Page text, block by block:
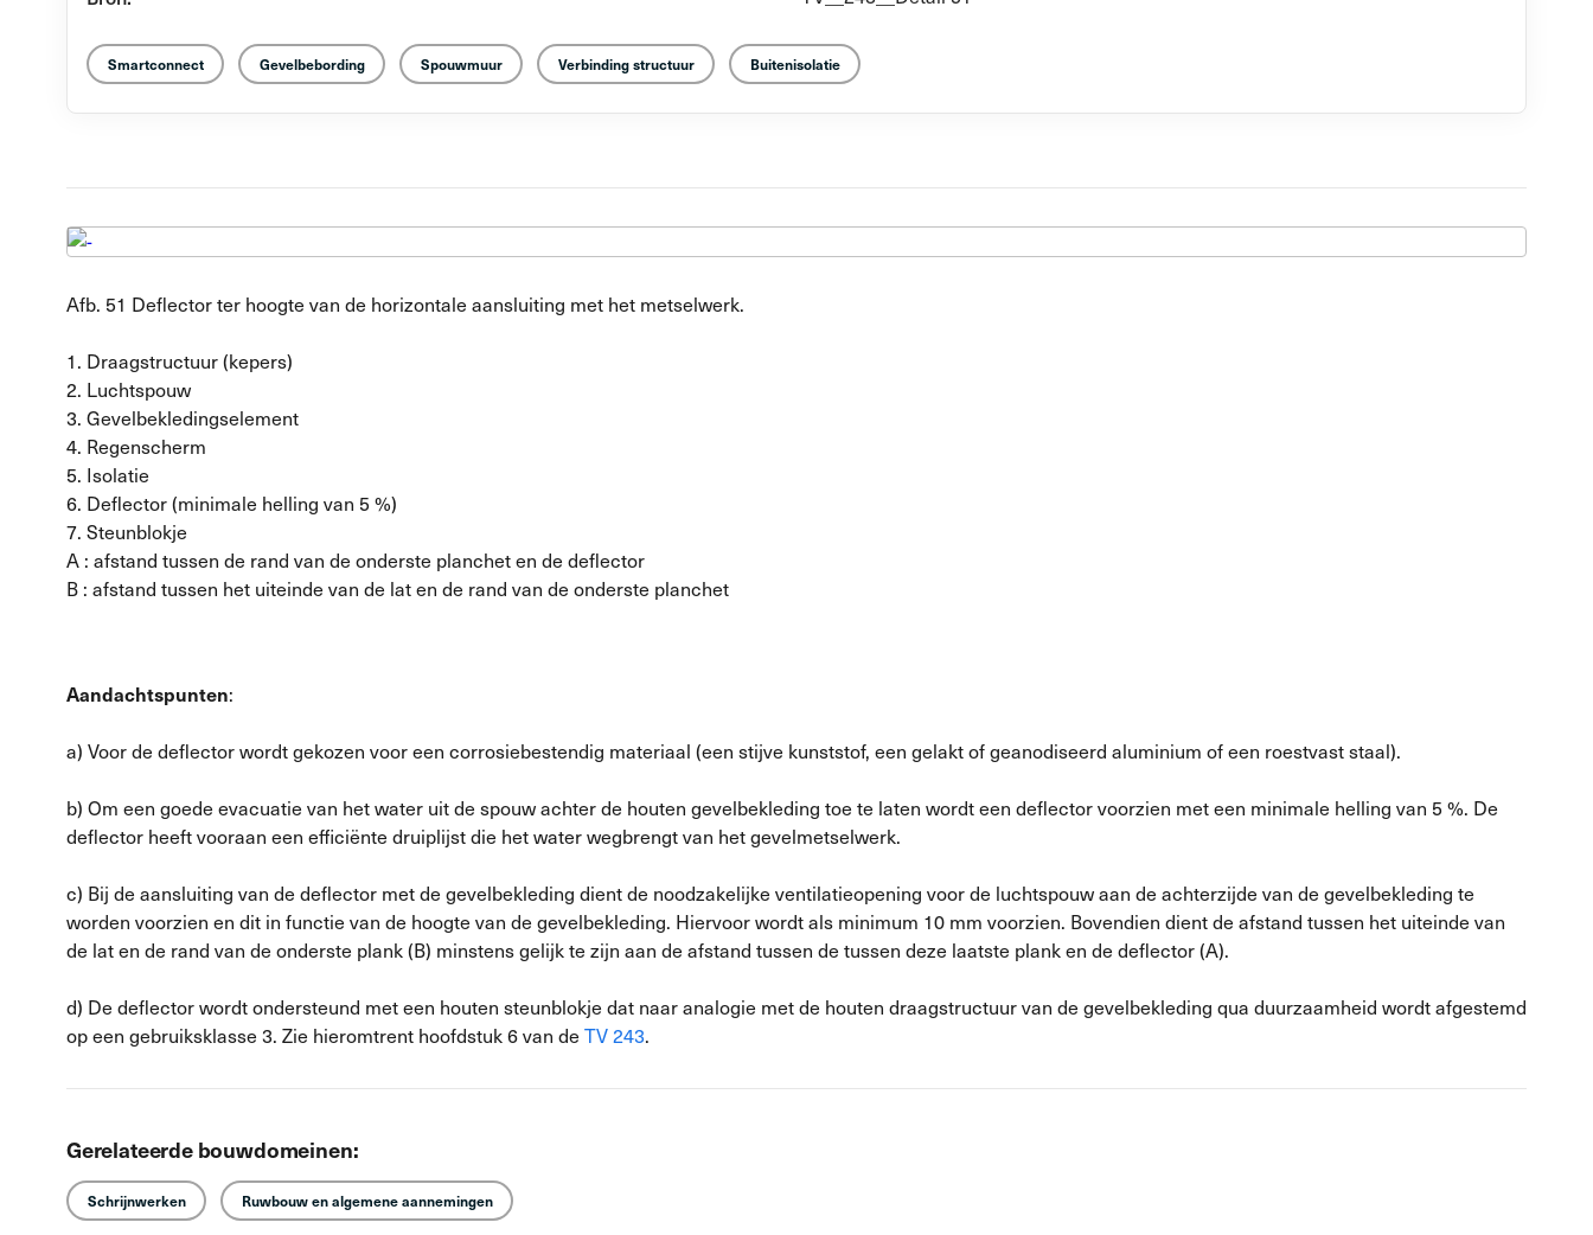
Smartconnect Gevelbebording Spouwmuur Verbinding structuur Buitenisolatie
Afb. 51 Deflector ter hoogte van de horizontale aansluiting met het metselwerk.
1. Draagstructuur (kepers)
2. Luchtspouw
3. Gevelbekledingselement
4. Regenscherm
5. Isolatie
6. Deflector (minimale helling van 5 %)
7. Steunblokje
A : afstand tussen de rand van de onderste planchet en de deflector
B : afstand tussen het uiteinde van de lat en de rand van de onderste planchet
Aandachtspunten:
a) Voor de deflector wordt gekozen voor een corrosiebestendig materiaal (een stijve kunststof, een gelakt of geanodiseerd aluminium of een roestvast staal).
b) Om een goede evacuatie van het water uit de spouw achter de houten gevelbekleding toe te laten wordt een deflector voorzien met een minimale helling van 5 %. De
deflector heeft vooraan een efficiënte druiplijst die het water wegbrengt van het gevelmetselwerk.
c) Bij de aansluiting van de deflector met de gevelbekleding dient de noodzakelijke ventilatieopening voor de luchtspouw aan de achterzijde van de gevelbekleding te
worden voorzien en dit in functie van de hoogte van de gevelbekleding. Hiervoor wordt als minimum 10 mm voorzien. Bovendien dient de afstand tussen het uiteinde van
de lat en de rand van de onderste plank (B) minstens gelijk te zijn aan de afstand tussen de tussen deze laatste plank en de deflector (A).
d) De deflector wordt ondersteund met een houten steunblokje dat naar analogie met de houten draagstructuur van de gevelbekleding qua duurzaamheid wordt afgestemd
op een gebruiksklasse 3. Zie hieromtrent hoofdstuk 6 van de TV 243.
Gerelateerde bouwdomeinen:
Schrijnwerken Ruwbouw en algemene aannemingen